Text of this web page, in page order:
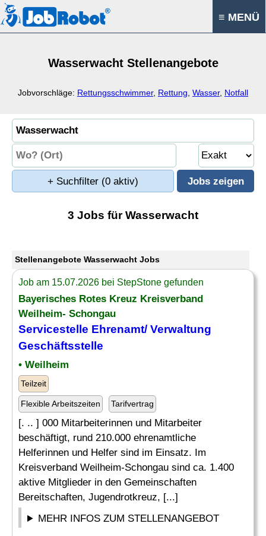
≡ MENÜ
Wasserwacht Stellenangebote
Jobvorschläge: Rettungsschwimmer, Rettung Wasser, Notfall
+ Suchfilter (0 aktiv)
3 Jobs für Wasserwacht
Stellenangebote Wasserwacht Jobs
Job am 15.07.2026 bei StepStone gefunden
Bayerisches Rotes Kreuz Kreisverband
Weilheim- Schongau
Servicestelle Ehrenamt/ Verwaltung
Geschäftsstelle
• Weilheim
Teilzeit
Flexible Arbeitszeiten Tarifvertrag
[. .. ] 000 Mitarbeiterinnen und Mitarbeiter
beschäftigt, rund 210.000 ehrenamtliche
Helferinnen und Helfer sind im Einsatz. Im
Kreisverband Weilheim-Schongau sind ca. 1.400
aktive Mitglieder in den Gemeinschaften
Bereitschaften, Jugendrotkreuz, [...]
MEHR INFOS ZUM STELLENANGEBOT